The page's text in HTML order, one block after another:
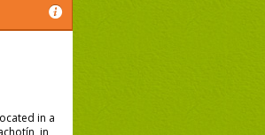
in a